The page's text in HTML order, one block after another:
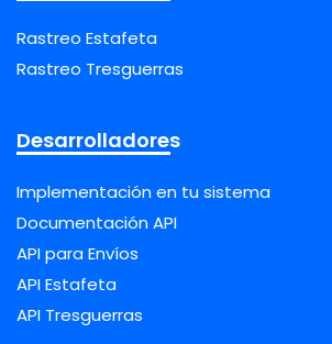
Rastreo Estafeta
Rastreo Tresguerras
Desarrolladores
Implementación en tu sistema
Documentación API
API para Envíos
API Estafeta
API Tresguerras